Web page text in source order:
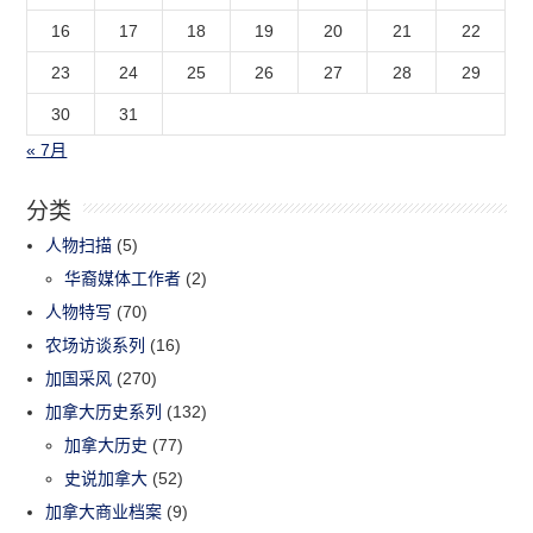
16 17 18 19 20 21 22
23 24 25 26 27 28 29
30
31
« 7月
分类
人物扫描 (5)
华裔媒体工作者 (2)
人物特写 (70)
农场访谈系列 (16)
加国采风 (270)
加拿大历史系列 (132)
加拿大历史 (77)
史说加拿大 (52)
加拿大商业档案 (9)